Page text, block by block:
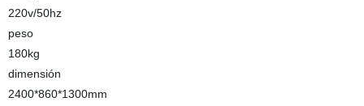
220v/50hz
peso
180kg
dimensión
2400*860*1300mm